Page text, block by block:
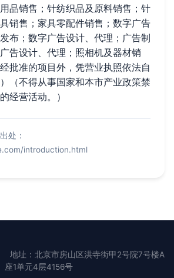
品销售；针纺织品及原料销售；针
销售；家具零配件销售；数字广告
布；数字广告设计、代理；广告制
告设计、代理；照相机及器材销
批准的项目外，凭营业执照依法自
（不得从事国家和本市产业政策禁
经营活动。）
处：
introduction.html
地址：北京市房山区洪寺街甲2号院7号楼A
座1单元4层4156号